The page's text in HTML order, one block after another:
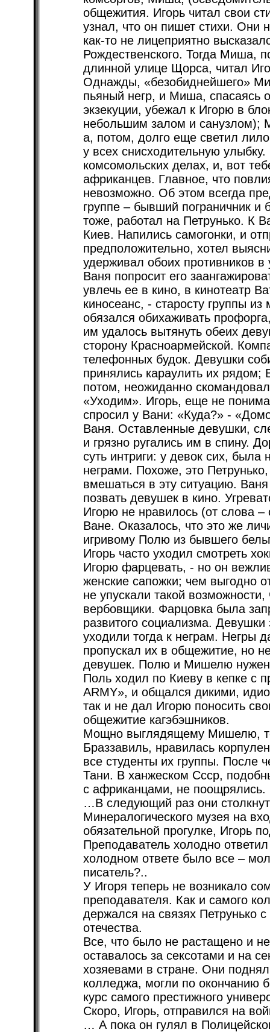
общежития. Игорь читал свои
узнал, что он пишет стихи. Они
как-то не лицеприятно
Рождественского. Тогда Миша,
длинной улице Щорса, читал
Однажды, «безобиднейшего»
пьяный негр, и Миша, спасаясь
экзекуции, убежал к Игорю в
небольшим залом и санузлом);
а, потом, долго еще светил
у всех снисходительную
комсомольских делах, и, вот
африканцев. Главное, что
невозможно. Об этом всегда
группе – бывший пограничник и
тоже, работал на Петрунько. К
Киев. Напились самогонки, и
предположительно, хотел
удерживал обоих противников
Ваня попросит его
увлечь ее в кино, в кинотеатр
киносеанс, - старосту группы
обязался обихаживать
им удалось вытянуть обеих
сторону Красноармейской.
телефонных будок. Девушки
принялись караулить их рядом;
потом, неожиданно
«Уходим». Игорь, еще не
спросил у Вани: «Куда?» -
Ваня. Оставленные девушки,
и грязно ругались им в спину.
суть интриги: у девок сих,
неграми. Похоже, это
вмешаться в эту ситуацию.
позвать девушек в кино.
Игорю не нравилось (от слова –
Ване. Оказалось, что это же
игривому Полю из бывшего
Игорь часто уходил смотреть
Игорю фарцевать, - но он
женские сапожки; чем выгодно
не упускали такой
вербовщики. Фарцовка была
развитого социализма.
уходили тогда к неграм. Негры
пропускал их в общежитие, но
девушек. Полю и Мишелю нужен
Поль ходил по Киеву в кепке с
ARMY», и общался дикими,
так и не дал Игорю поносить
общежитие кагэбэшников.
Мощно выглядящему Мишелю,
Браззавиль, нравилась
все студенты их группы. После
Тани. В ханжеском Ссср,
с африканцами, не поощрялись.
…В следующий раз они
Минералогического музея на
обязательной прогулке, Игорь
Преподаватель холодно
холодном ответе было все –
писатель?..
У Игоря теперь не возникало
преподавателя. Как и самого
держался на связях Петрунько
отечества.
Все, что было не растащено и
оставалось за сексотами и на
хозяевами в стране. Они
колледжа, могли по окончанию
курс самого престижного
Скоро, Игорь, отправился на
… А пока он гулял в